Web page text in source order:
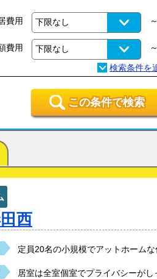
費用
費用
この条件で検索
西
定員20名の小規模でアットホーム
居室は全室個室でプライバシーが